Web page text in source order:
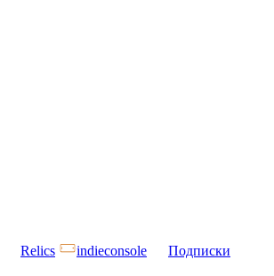
Relics indieconsole Подписки